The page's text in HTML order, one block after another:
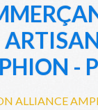
-
ALLIANCE